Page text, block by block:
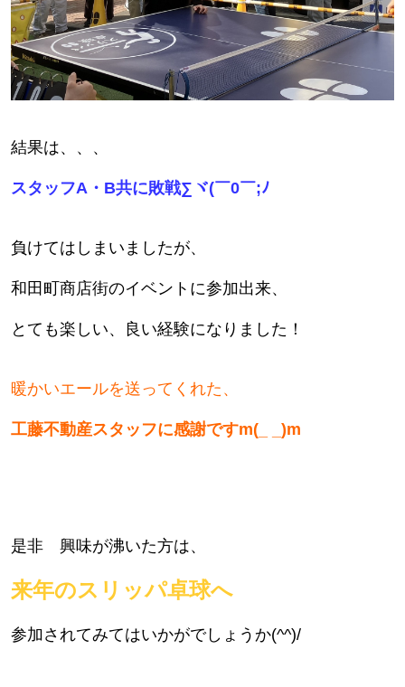
結果は、、、
スタッフA・B共に敗戦∑ヾ(￣0￣;ﾉ
負けてはしまいましたが、
和田町商店街のイベントに参加出来、
とても楽しい、良い経験になりました！
暖かいエールを送ってくれた、
工藤不動産スタッフに感謝ですm(_ _)m
是非 興味が沸いた方は、
来年のスリッパ卓球へ
参加されてみてはいかがでしょうか(^^)/